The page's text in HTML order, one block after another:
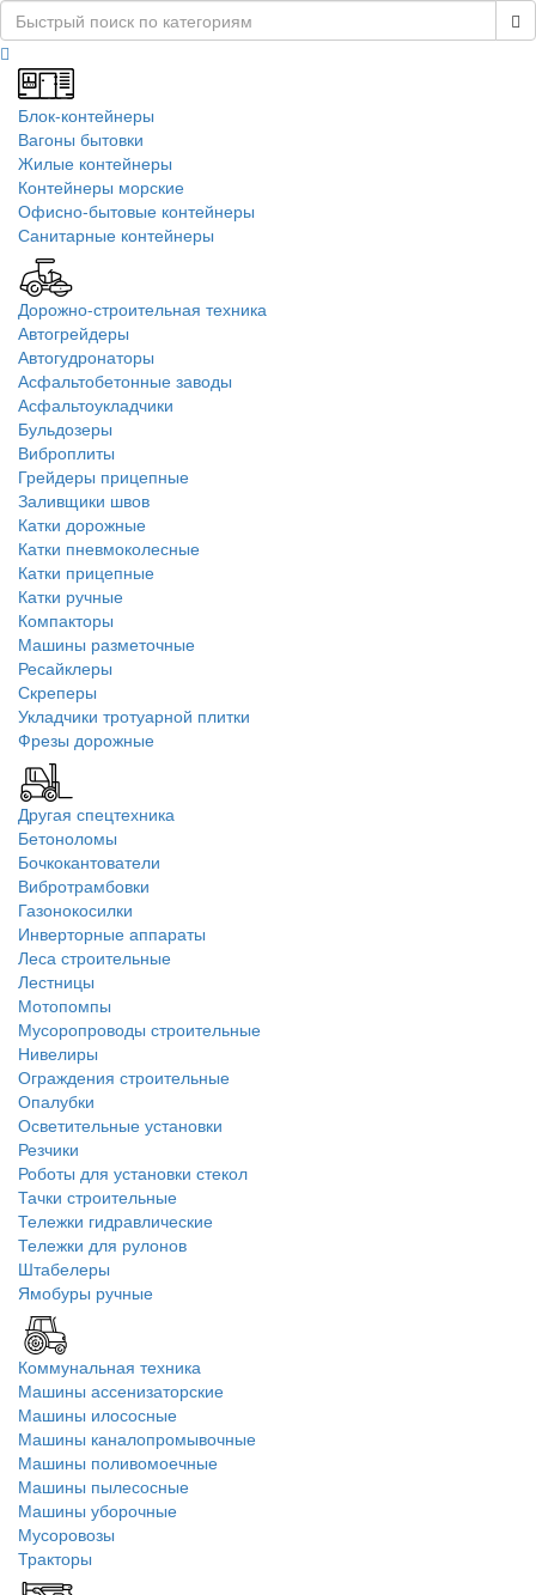
Блок-контейнеры
Вагоны бытовки
Жилые контейнеры
Контейнеры морские
Офисно-бытовые контейнеры
Санитарные контейнеры
Дорожно-строительная техника
Автогрейдеры
Автогудронаторы
Асфальтобетонные заводы
Асфальтоукладчики
Бульдозеры
Виброплиты
Грейдеры прицепные
Заливщики швов
Катки дорожные
Катки пневмоколесные
Катки прицепные
Катки ручные
Компакторы
Машины разметочные
Ресайклеры
Скреперы
Укладчики тротуарной плитки
Фрезы дорожные
Другая спецтехника
Бетоноломы
Бочкокантователи
Вибротрамбовки
Газонокосилки
Инверторные аппараты
Леса строительные
Лестницы
Мотопомпы
Мусоропроводы строительные
Нивелиры
Ограждения строительные
Опалубки
Осветительные установки
Резчики
Роботы для установки стекол
Тачки строительные
Тележки гидравлические
Тележки для рулонов
Штабелеры
Ямобуры ручные
Коммунальная техника
Машины ассенизаторские
Машины илососные
Машины каналопромывочные
Машины поливомоечные
Машины пылесосные
Машины уборочные
Мусоровозы
Тракторы